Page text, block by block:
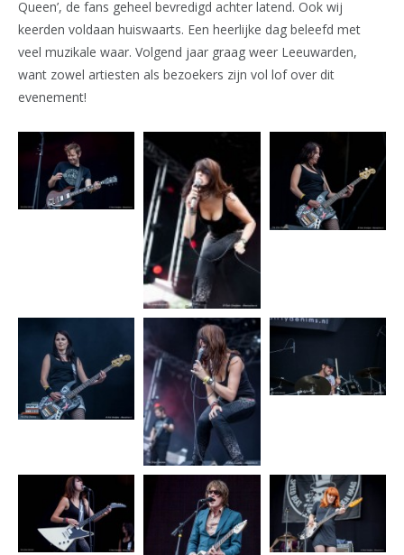
Queen’, de fans geheel bevredigd achter latend. Ook wij
keerden voldaan huiswaarts. Een heerlijke dag beleefd met
veel muzikale waar. Volgend jaar graag weer Leeuwarden,
want zowel artiesten als bezoekers zijn vol lof over dit
evenement!